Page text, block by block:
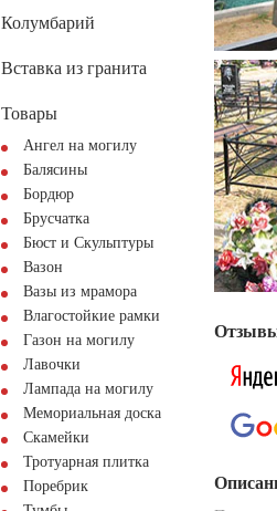
Колумбарий
Вставка из гранита
Товары
Ангел на могилу
Балясины
Бордюр
Брусчатка
Бюст и Скульптуры
Вазон
Вазы из мрамора
Влагостойкие рамки
Газон на могилу
Лавочки
Лампада на могилу
Мемориальная доска
Скамейки
Тротуарная плитка
Поребрик